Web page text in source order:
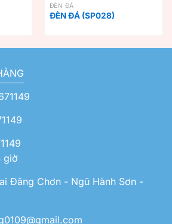
ĐÈN ĐÁ
ĐÈN ĐÁ (SP028)
giờ
Đăng Chơn - Ngũ Hành Sơn -